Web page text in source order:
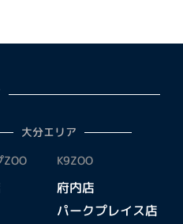
大分エリア
ZOO
K9ZOO
府内店
パークプレイス店